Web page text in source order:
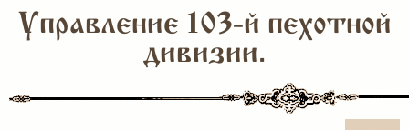
Управление 103-й пехотной
дивизии.